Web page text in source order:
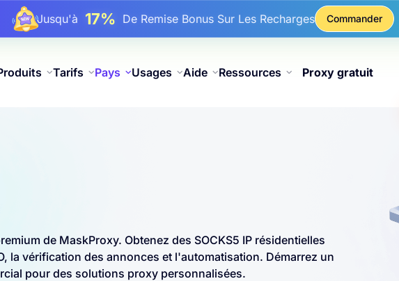
Jusqu'à 17% De Remise Bonus Sur Les Recharges
Jusqu'à25%Remise Sur Les Achats Statiques IP
Commander
Tarifs Pays Usages Aide Ressources Proxy gratuit
de MaskProxy. Obtenez des SOCKS5 IP résidentielles
la vérification des annonces et l'automatisation. Démarrez un
pour des solutions proxy personnalisées.